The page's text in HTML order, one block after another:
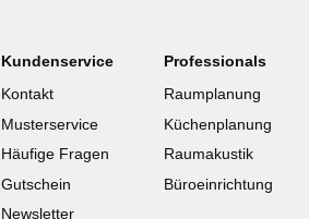
Kundenservice
Kontakt
Musterservice
Häufige Fragen
Gutschein
Newsletter
Professionals
Raumplanung
Küchenplanung
Raumakustik
Büroeinrichtung